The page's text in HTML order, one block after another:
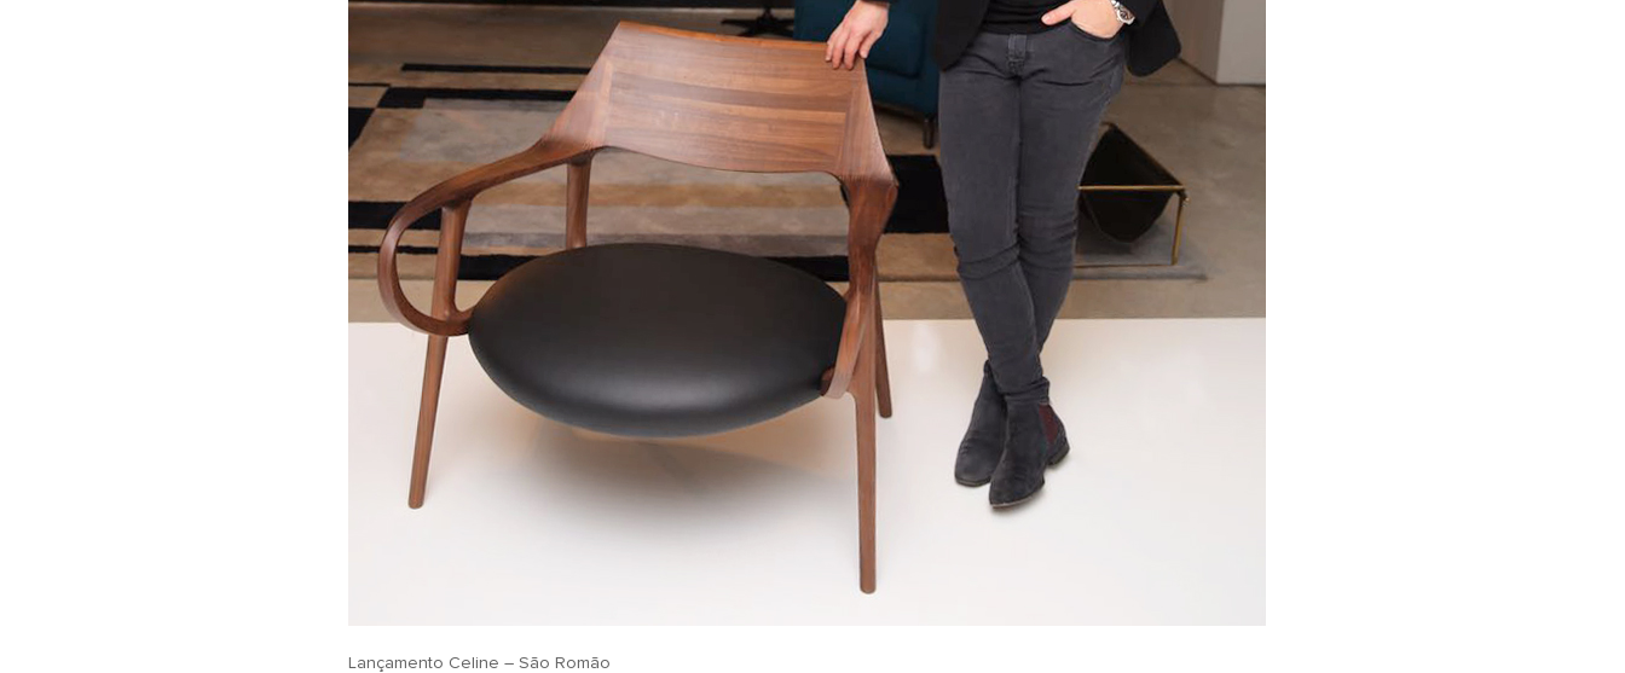
Lançamento Celine – São Romão